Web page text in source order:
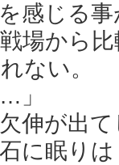
感じる
場から比
ない。
」
伸が出て
に眠りは